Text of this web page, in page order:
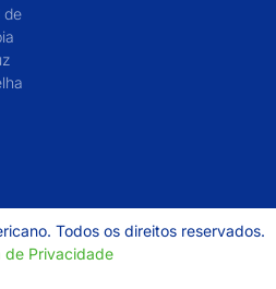
de
Todos os direitos reservados.
de Privacidade